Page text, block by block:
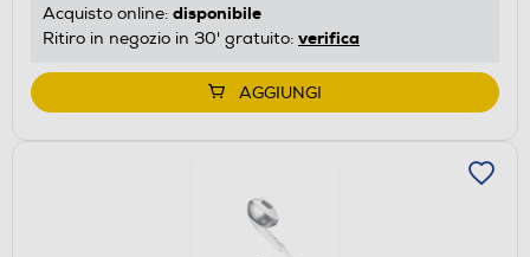
Acquisto online: disponibile
Ritiro in negozio in 30' gratuito: verifica
AGGIUNGI